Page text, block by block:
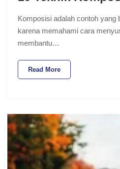
Komposisi adalah contoh yang
karena memahami cara
membantu…
Read More